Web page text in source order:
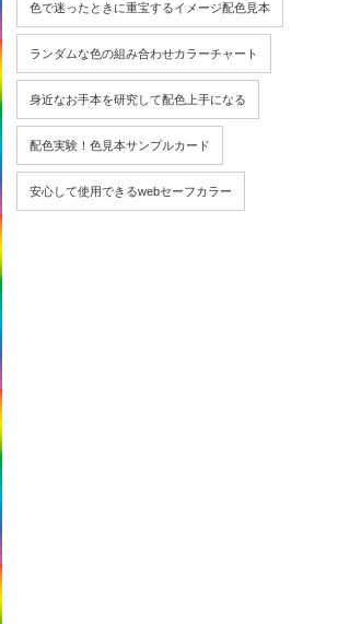
色で迷ったときに重宝するイメージ配色見本
ランダムな色の組み合わせカラーチャート
身近なお手本を研究して配色上手になる
配色実験！色見本サンプルカード
安心して使用できるwebセーフカラー